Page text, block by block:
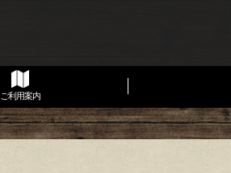
ご利用案内